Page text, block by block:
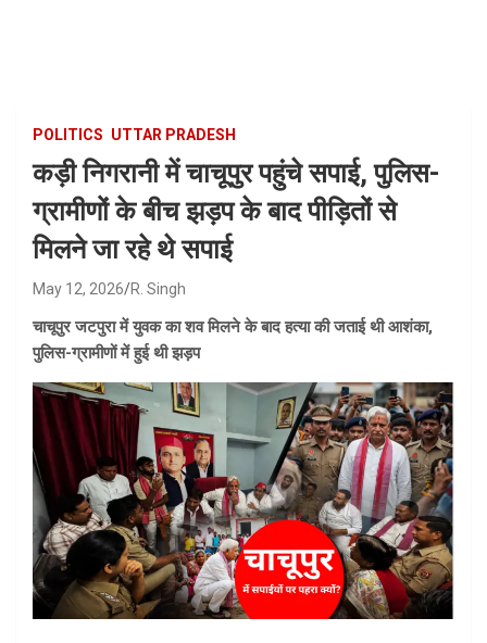
POLITICS UTTAR PRADESH
कड़ी निगरानी में चाचूपुर पहुंचे सपाई, पुलिस-
ग्रामीणों के बीच झड़प के बाद पीड़ितों से
मिलने जा रहे थे सपाई
May 12, 2026 R. Singh
चाचूपुर जटपुरा में युवक का शव मिलने के बाद हत्या की जताई थी आशंका,
पुलिस-ग्रामीणों में हुई थी झड़प